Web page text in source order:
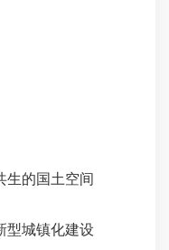
生的国土空间
型城镇化建设